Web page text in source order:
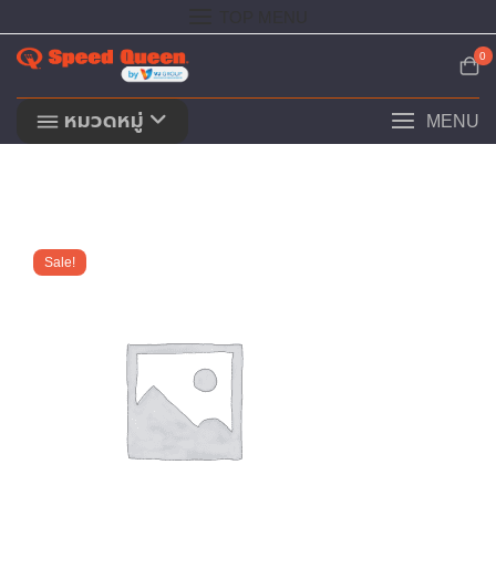
content
0
หมวดหมู่ MENU
Sale!